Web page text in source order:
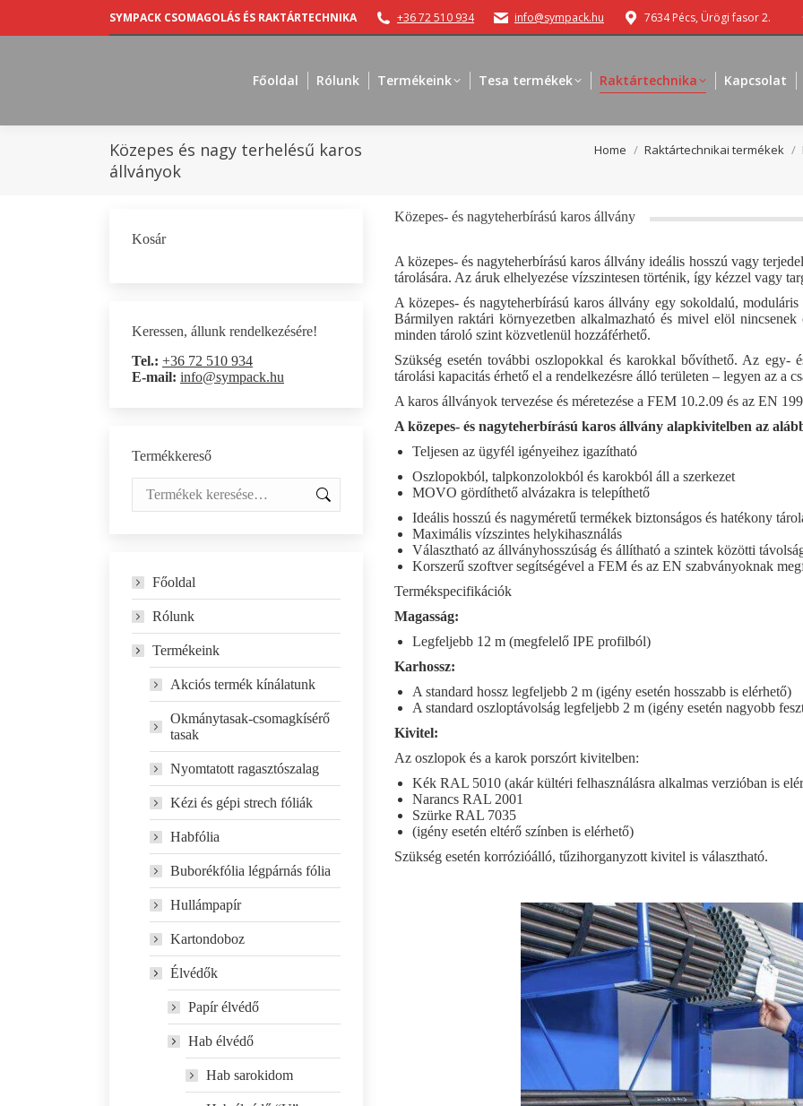
SYMPACK CSOMAGOLÁS ÉS RAKTÁRTECHNIKA +36 72 510 934 info@sympack.hu 7634 Pécs, Ürögi fasor 2.
Főoldal Rólunk Termékeink Tesa termékek Raktártechnika Kapcsolat
Közepes és nagy terhelésű karos
állványok
Home Raktártechnikai termékek
Közepes- és nagyteherbírású karos állvány
A közepes- és nagyteherbírású karos állvány ideális hosszú vagy
tárolására. Az áruk elhelyezése vízszintesen történik, így kézzel vagy
A közepes- és nagyteherbírású karos állvány egy sokoldalú,
Bármilyen raktári környezetben alkalmazható és mivel elöl
minden tároló szint közvetlenül hozzáférhető.
Szükség esetén további oszlopokkal és karokkal bővíthető. Az egy-
tárolási kapacitás érhető el a rendelkezésre álló területen – legyen az a
A karos állványok tervezése és méretezése a FEM 10.2.09 és az EN
A közepes- és nagyteherbírású karos állvány alapkivitelben az
Teljesen az ügyfél igényeihez igazítható
Oszlopokból, talpkonzolokból és karokból áll a szerkezet
MOVO gördíthető alvázakra is telepíthető
Ideális hosszú és nagyméretű termékek biztonságos és hatékony
Maximális vízszintes helykihasználás
Választható az állványhosszúság és állítható a szintek közötti
Korszerű szoftver segítségével a FEM és az EN szabványoknak
Termékspecifikációk
Magasság:
Legfeljebb 12 m (megfelelő IPE profilból)
Karhossz:
A standard hossz legfeljebb 2 m (igény esetén hosszabb is elérhető)
A standard oszloptávolság legfeljebb 2 m (igény esetén nagyobb
Kivitel:
Az oszlopok és a karok porszórt kivitelben:
Kék RAL 5010 (akár kültéri felhasználásra alkalmas verzióban is
Narancs RAL 2001
Szürke RAL 7035
(igény esetén eltérő színben is elérhető)
Szükség esetén korrózióálló, tűzihorganyzott kivitel is választható.
Kosár
Keressen, állunk rendelkezésére!
Tel.: +36 72 510 934
E-mail: info@sympack.hu
Termékkereső
Főoldal
Rólunk
Termékeink
Akciós termék kínálatunk
Okmánytasak-csomagkísérő
tasak
Nyomtatott ragasztószalag
Kézi és gépi strech fóliák
Habfólia
Buborékfólia légpárnás fólia
Hullámpapír
Kartondoboz
Élvédők
Papír élvédő
Hab élvédő
Hab sarokidom